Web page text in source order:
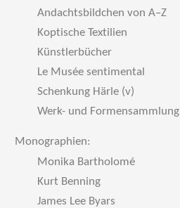
Andachtsbildchen von A–Z
Koptische Textilien
Künstlerbücher
Le Musée sentimental
Schenkung Härle (v)
Werk- und Formensammlung
Monographien:
Monika Bartholomé
Kurt Benning
James Lee Byars